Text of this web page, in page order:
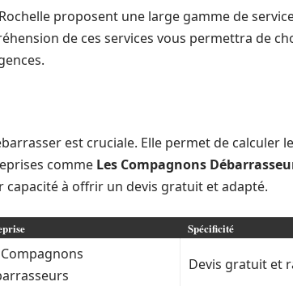
proposent une large gamme de
de ces services vous permettra de
est cruciale. Elle permet de calculer
comme Les Compagnons
à offrir un devis gratuit et adapté.
Spécificité
Devis gratuit et